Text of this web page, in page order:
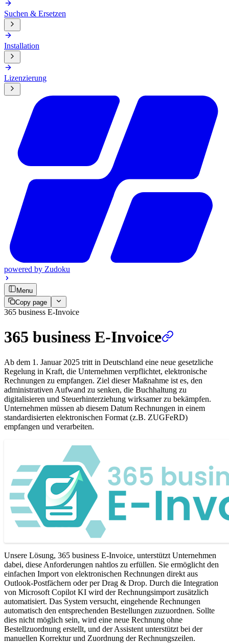
Suchen & Ersetzen
Installation
Lizenzierung
powered by Zudoku
Menu
Copy page
365 business E-Invoice
365 business E-Invoice
Ab dem 1. Januar 2025 tritt in Deutschland eine neue gesetzliche
Regelung in Kraft, die Unternehmen verpflichtet, elektronische
Rechnungen zu empfangen. Ziel dieser Maßnahme ist es, den
administrativen Aufwand zu senken, die Buchhaltung zu
digitalisieren und Steuerhinterziehung wirksamer zu bekämpfen.
Unternehmen müssen ab diesem Datum Rechnungen in einem
standardisierten elektronischen Format (z.B. ZUGFeRD)
empfangen und verarbeiten.
Unsere Lösung, 365 business E-Invoice, unterstützt Unternehmen
dabei, diese Anforderungen nahtlos zu erfüllen. Sie ermöglicht den
einfachen Import von elektronischen Rechnungen direkt aus
Outlook-Postfächern oder per Drag & Drop. Durch die Integration
von Microsoft Copilot KI wird der Rechnungsimport zusätzlich
automatisiert. Das System versucht, eingehende Rechnungen
automatisch den entsprechenden Bestellungen zuzuordnen. Sollte
dies nicht möglich sein, wird eine neue Rechnung ohne
Bestellzuordnung erstellt, und der Assistent unterstützt bei der
manuellen Korrektur und Zuordnung der Rechnungszeilen.